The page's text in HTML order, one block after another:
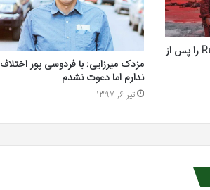
نتفلیکس سریال Resident Evil را پس از
مزدک میرزایی: با فردوسی پور اختلاف
ندارم اما دعوت نشدم
تیر 6, 1397